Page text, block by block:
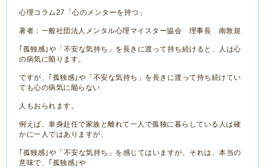
心理コラム27「心のメンターを持つ」
著者：一般社団法人メンタル心理マイスター協会 理事長 南敦規
｢孤独感｣や「不安な気持ち」を長きに渡って持ち続けると、人は心
の病気に陥ります。
ですが、｢孤独感｣や「不安な気持ち」を長きに渡って持ち続けてい
ても心の病気に陥らない
人もおられます。
例えば、単身赴任で家族と離れて一人で孤独に暮らしている人は確
かに一人ではありますが、
｢孤独感｣や「不安な気持ち」を感じてはいますが、それは、本当の
意味で、｢孤独感｣や